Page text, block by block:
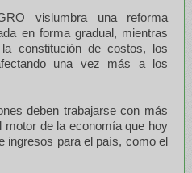
vislumbra una reforma
en forma gradual, mientras
constitución de costos, los
una vez más a los
deben trabajarse con más
motor de la economía que hoy
ingresos para el país, como el